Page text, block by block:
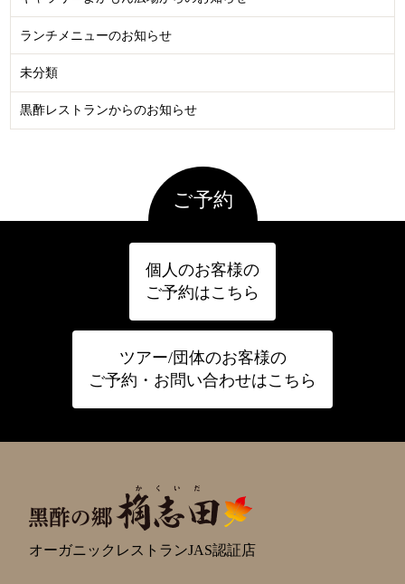
ランチメニューのお知らせ
未分類
黒酢レストランからのお知らせ
ご予約
個人のお客様の
ご予約はこちら
ツアー/団体のお客様の
ご予約・お問い合わせはこちら
オーガニックレストランJAS認証店